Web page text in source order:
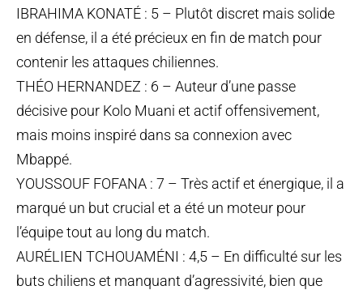
IBRAHIMA KONATÉ : 5 – Plutôt discret mais solide
en défense, il a été précieux en fin de match pour
contenir les attaques chiliennes.
THÉO HERNANDEZ : 6 – Auteur d’une passe
décisive pour Kolo Muani et actif offensivement,
mais moins inspiré dans sa connexion avec
Mbappé.
YOUSSOUF FOFANA : 7 – Très actif et énergique, il a
marqué un but crucial et a été un moteur pour
l’équipe tout au long du match.
AURÉLIEN TCHOUAMÉNI : 4,5 – En difficulté sur les
buts chiliens et manquant d’agressivité, bien que